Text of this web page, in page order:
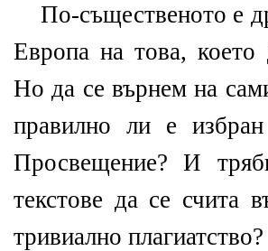
По-същественото е
Европа на това, което
Но да се върнем на
правилно ли е
Просвещение? И
текстове да се счита
тривиално плагиатство?